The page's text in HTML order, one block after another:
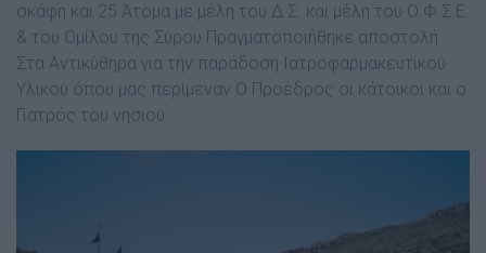
σκάφη και 25 Άτομα με μέλη του Δ.Σ. και μέλη του Ο.Φ.Σ.Ε.
& του Ομίλου της Σύρου Πραγματοποιήθηκε αποστολή
Στα Αντικύθηρα για την παράδοση Ιατροφαρμακευτικού
Υλικού όπου μας περίμεναν Ο Προέδρος οι κάτοικοι και ο
Γιατρός του νησιού.